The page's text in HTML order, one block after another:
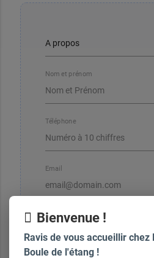
Nom et prénom
Téléphone
Email
Bienvenue !
Ravis de vous accueillir chez
Boule de l'étang !